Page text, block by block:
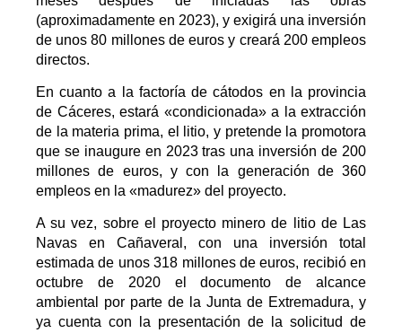
(aproximadamente en 2023), y exigirá una inversión
de unos 80 millones de euros y creará 200 empleos
directos.
En cuanto a la factoría de cátodos en la provincia
de Cáceres, estará «condicionada» a la extracción
de la materia prima, el litio, y pretende la promotora
que se inaugure en 2023 tras una inversión de 200
millones de euros, y con la generación de 360
empleos en la «madurez» del proyecto.
A su vez, sobre el proyecto minero de litio de Las
Navas en Cañaveral, con una inversión total
estimada de unos 318 millones de euros, recibió en
octubre de 2020 el documento de alcance
ambiental por parte de la Junta de Extremadura, y
ya cuenta con la presentación de la solicitud de